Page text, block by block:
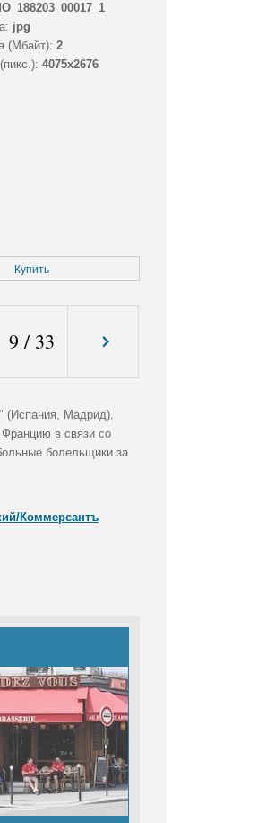
jpg
(Мбайт): 2
4075x2676
Купить
9 / 33
(Испания, Мадрид).
в связи со
болельщики за
Коммерсантъ